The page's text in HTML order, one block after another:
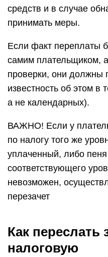
средств и в случае
принимать меры.
Если факт переплаты
самим плательщиком,
проверки, они должны
известность об этом в
а не календарных).
ВАЖНО! Если у
по налогу того же
уплаченный, либо
соответствующего
невозможен,
перезачет
Как переслать
налоговую